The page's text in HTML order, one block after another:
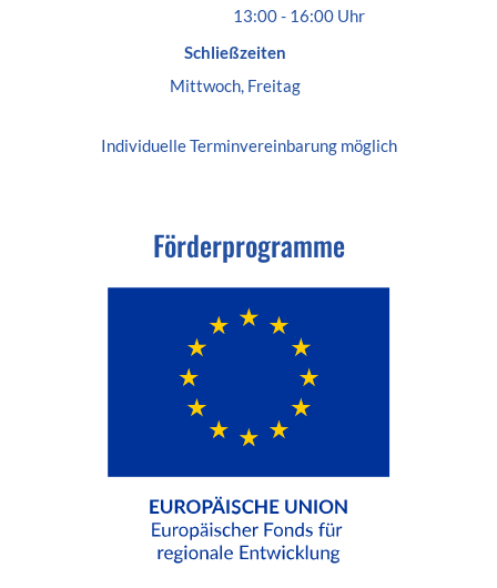
Von 09:00 bis 12:00 Uhr
13:00- 16:00Uhr
Schließzeiten
Mittwoch, Freitag
IndividuelleTerminvereinbarungmöglich
Förderprogramme